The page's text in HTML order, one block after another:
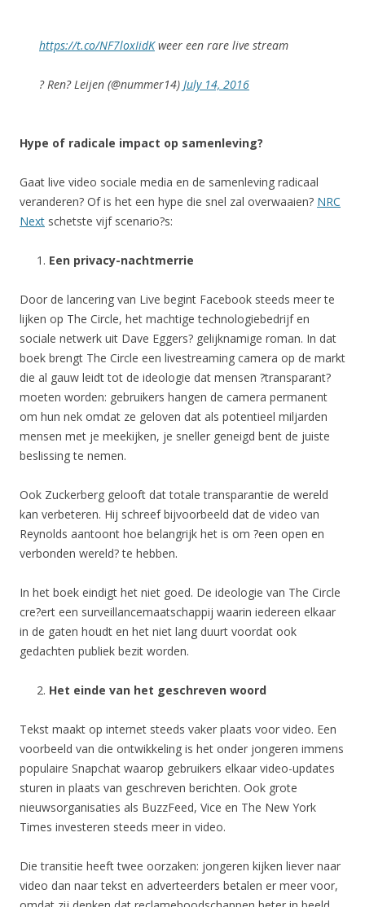
https://t.co/NF7loxIidKweer een rare live stream
? Ren? Leijen (@nummer14) July 14, 2016
Hype of radicale impact op samenleving?
Gaat live video sociale media en de samenleving radicaal
veranderen? Of is het een hype die snel zal overwaaien? NRC
Next schetste vijf scenario?s:
Een privacy-nachtmerrie
Door de lancering van Live begint Facebook steeds meer te
lijken op The Circle, het machtige technologiebedrijf en
sociale netwerk uit Dave Eggers? gelijknamige roman. In dat
boek brengt The Circle een livestreaming camera op de markt
die al gauw leidt tot de ideologie dat mensen ?transparant?
moeten worden: gebruikers hangen de camera permanent
om hun nek omdat ze geloven dat als potentieel miljarden
mensen met je meekijken, je sneller geneigd bent de juiste
beslissing te nemen.
Ook Zuckerberg gelooft dat totale transparantie de wereld
kan verbeteren. Hij schreef bijvoorbeeld dat de video van
Reynolds aantoont hoe belangrijk het is om ?een open en
verbonden wereld? te hebben.
In het boek eindigt het niet goed. De ideologie van The Circle
cre?ert een surveillancemaatschappij waarin iedereen elkaar
in de gaten houdt en het niet lang duurt voordat ook
gedachten publiek bezit worden.
Het einde van het geschreven woord
Tekst maakt op internet steeds vaker plaats voor video. Een
voorbeeld van die ontwikkeling is het onder jongeren immens
populaire Snapchat waarop gebruikers elkaar video-updates
sturen in plaats van geschreven berichten. Ook grote
nieuwsorganisaties als BuzzFeed, Vice en The New York
Times investeren steeds meer in video.
Die transitie heeft twee oorzaken: jongeren kijken liever naar
video dan naar tekst en adverteerders betalen er meer voor,